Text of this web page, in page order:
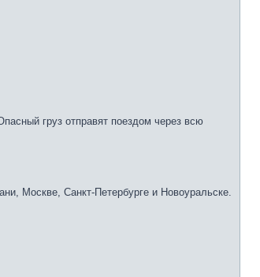
груз отправят поездом через всю
Москве, Санкт-Петербурге и Новоуральске.